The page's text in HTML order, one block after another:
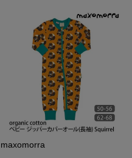
maxomorra